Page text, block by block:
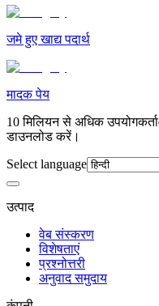
जमे हुए खाद्य पदार्थ
मादक पेय
10 मिलियन से अधिक
डाउनलोड करें।
Select language
उत्पाद
वेब संस्करण
विशेषताएं
प्रश्नोत्तरी
अनुवाद समुदाय